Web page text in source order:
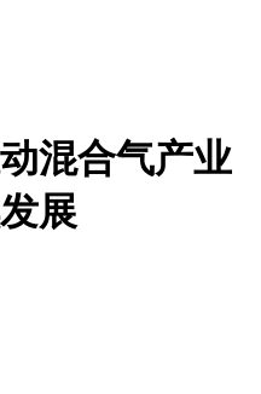
混合气产业
展